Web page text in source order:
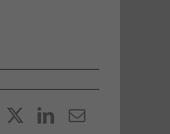
FacebookLinkedIn
E-